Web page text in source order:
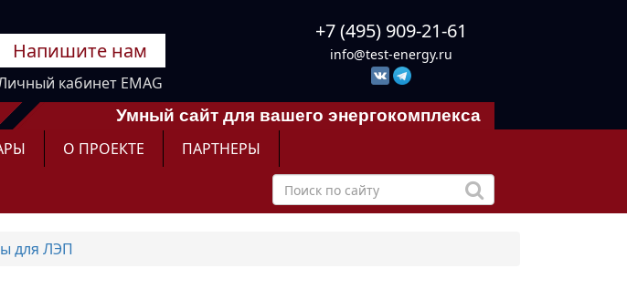
Напишите нам
кабинет EMAG
+7 (495) 909-21-61
info@test-energy.ru
Умный сайт для вашего энергокомплекса
О ПРОЕКТЕ ПАРТНЕРЫ
для ЛЭП